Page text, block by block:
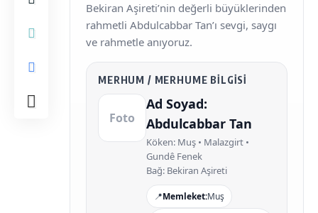
Bekiran Aşireti’nin değerli büyüklerinden
rahmetli Abdulcabbar Tan’ı sevgi, saygı
ve rahmetle anıyoruz.
MERHUM / MERHUME BILGISI
Foto
Ad Soyad:
Abdulcabbar Tan
Köken: Muş • Malazgirt •
Gundê Fenek
Bağ: Bekiran Aşireti
📍Memleket:Muş